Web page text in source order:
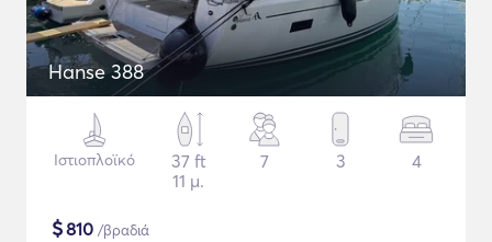
Hanse 388
Ιστιοπλοϊκό
37 ft
11 μ.
7 3 4
$810 /βραδιά